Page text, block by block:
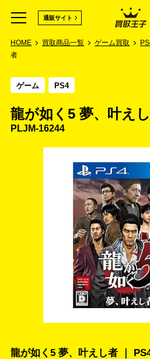
通販サイト
HOME 買取商品一覧 ゲーム買取
者
ゲーム PS4
龍が如く5 夢、叶え
PLJM-16244
龍が如く5 夢、叶えし者 ｜